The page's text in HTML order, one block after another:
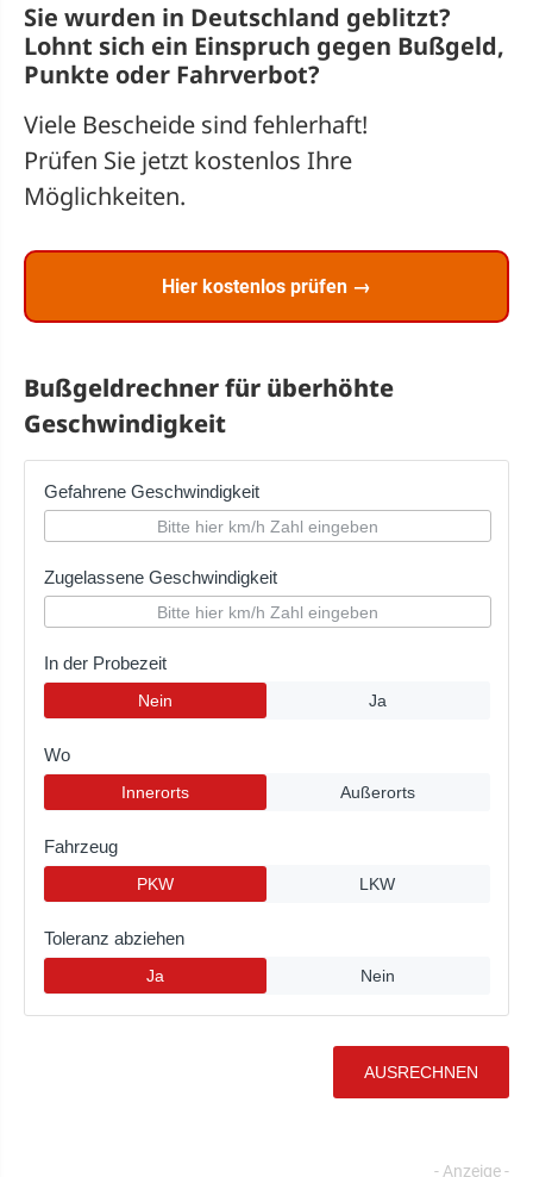
Sie wurden in Deutschland geblitzt?
Lohnt sich ein Einspruch gegen Bußgeld,
Punkte oder Fahrverbot?
Viele Bescheide sind fehlerhaft!
Prüfen Sie jetzt kostenlos Ihre
Möglichkeiten.
Hier kostenlos prüfen →
Bußgeldrechner für überhöhte
Geschwindigkeit